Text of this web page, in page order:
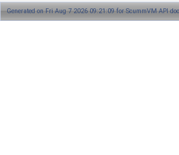
Generated on Fri Aug 7 2026 09:21:09 for ScummVM API